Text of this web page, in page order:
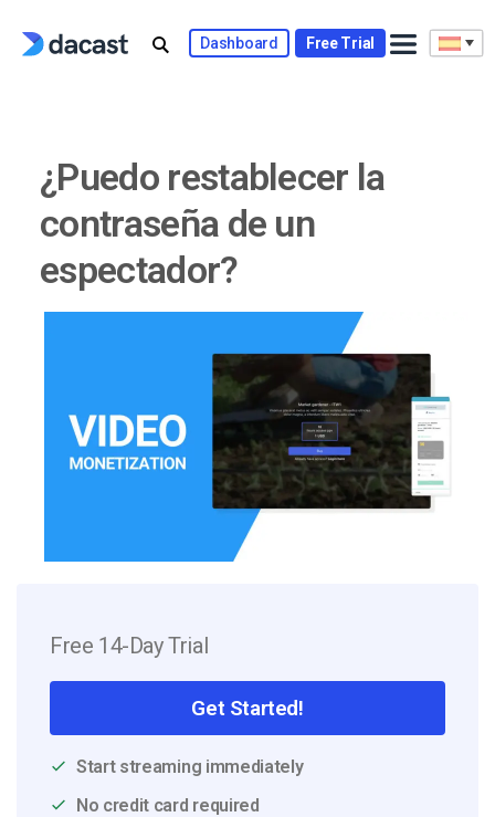
Dashboard Free Trial
¿Puedo restablecer la
contraseña de un
espectador?
Free 14-Day Trial
Get Started!
Start streaming immediately
No credit card required